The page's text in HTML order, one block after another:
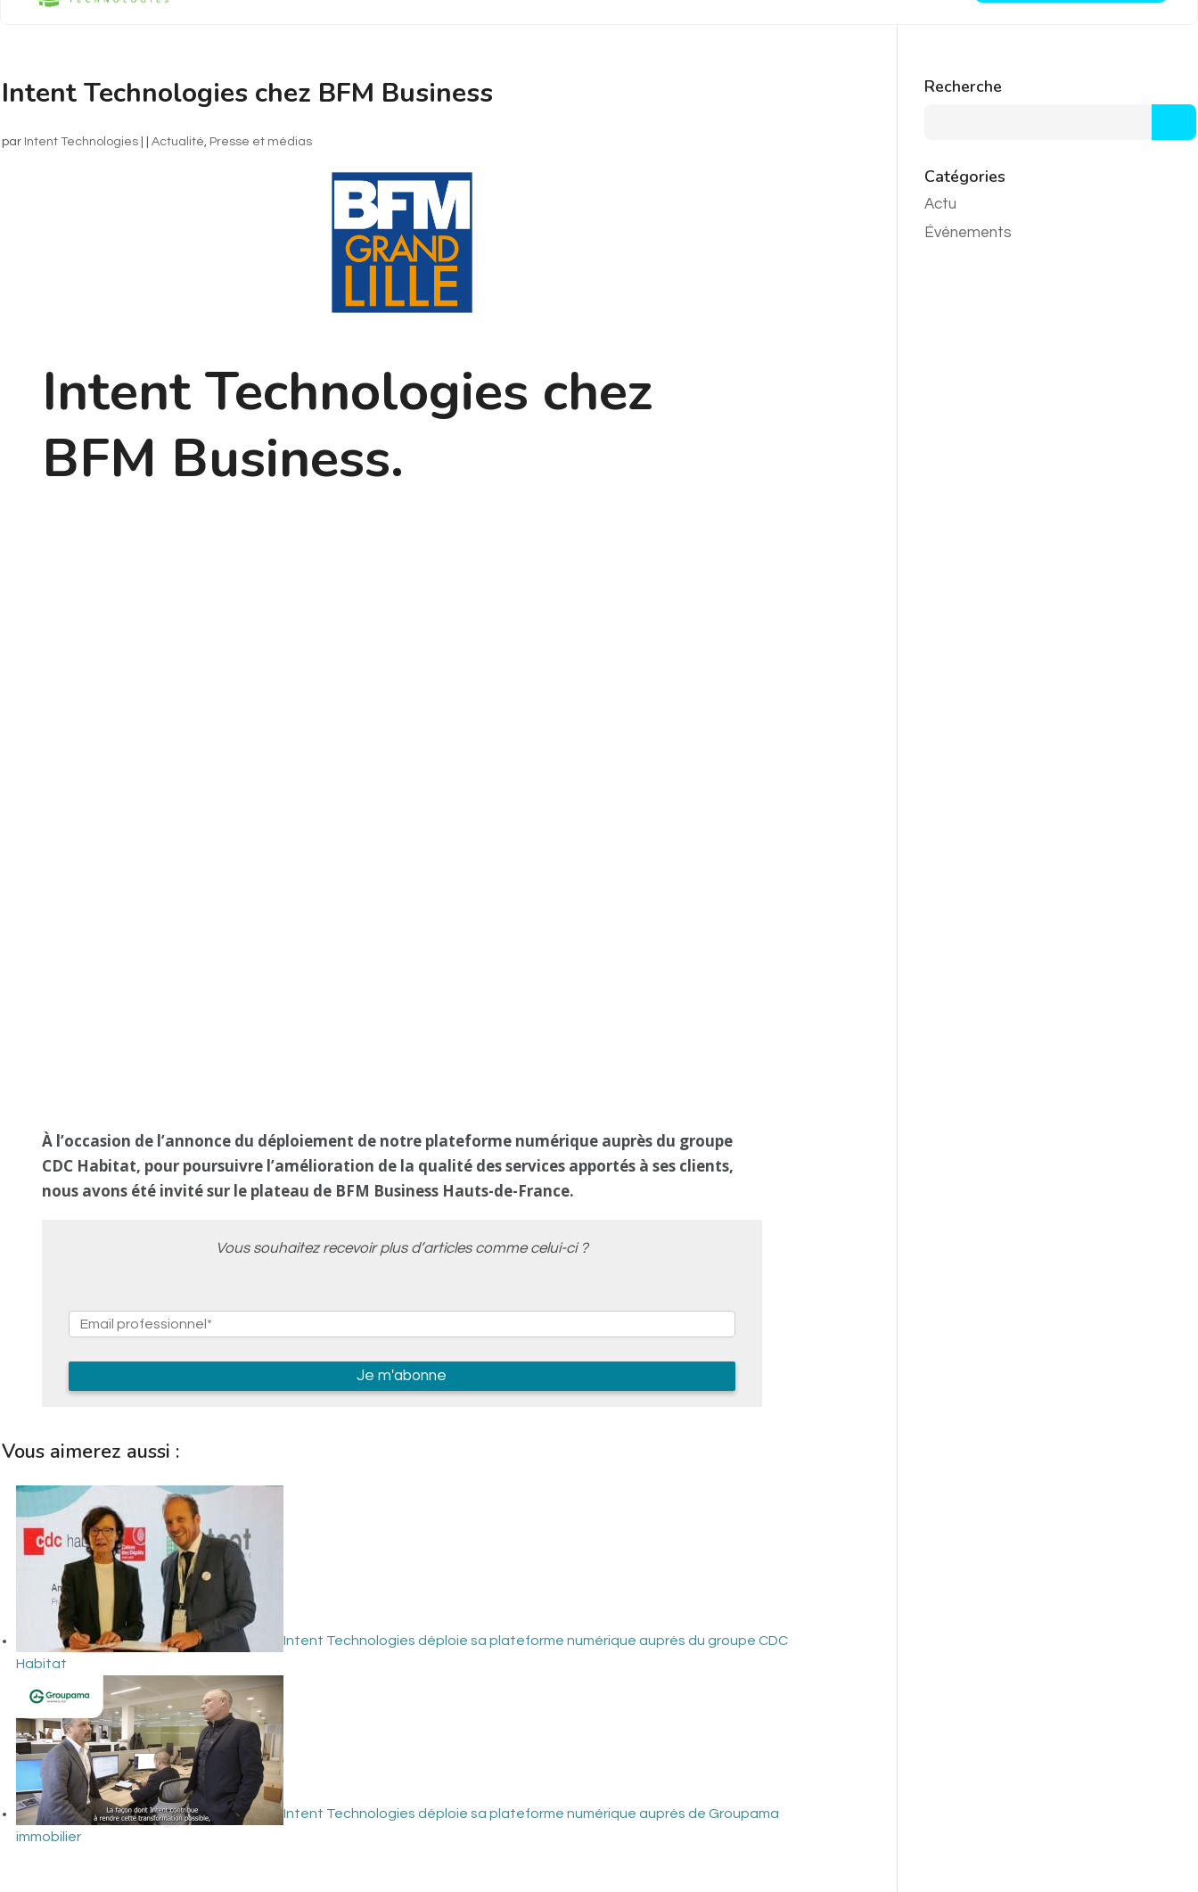
Intent Technologies chez BFM Business
par Intent Technologies Actualité​, Presse et médias
Intent Technologies chez
BFM Business.
À l’occasion de l’annonce du déploiement de notre plateforme numérique auprès du groupe
CDC Habitat, pour poursuivre l’amélioration de la qualité des services apportés à ses clients,
nous avons été invité sur le plateau de BFM Business Hauts-de-France.
Vous souhaitez recevoir plus d’articles comme celui-ci ?
Vous aimerez aussi :
Intent Technologies déploie sa plateforme numérique auprès du groupe CDC
Habitat
Intent Technologies déploie sa plateforme numérique auprès de Groupama
immobilier
Recherche
Catégories
Actu
Événements